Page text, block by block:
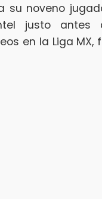
su noveno
justo antes
en la Liga MX,